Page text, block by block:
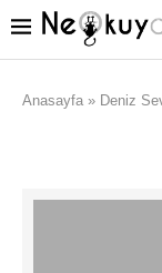
Anasayfa » Deniz